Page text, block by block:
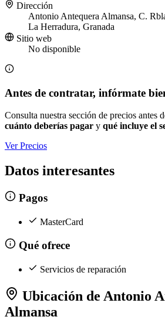
Dirección
Antonio Antequera Almansa, C.
La Herradura, Granada
Sitio web
No disponible
Antes de contratar, infórmate
Consulta nuestra sección de precios antes
cuánto deberías pagar y qué incluye el
Ver Precios
Datos interesantes
Pagos
MasterCard
Qué ofrece
Servicios de reparación
Ubicación de Antonio
Almansa